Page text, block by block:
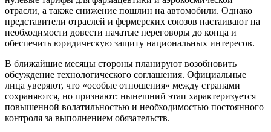
отрасли, а также снижение пошлин на автомобили. Однако
представители отраслей и фермерских союзов настаивают на
необходимости довести начатые переговоры до конца и
обеспечить юридическую защиту национальных интересов.
В ближайшие месяцы стороны планируют возобновить
обсуждение технологического соглашения. Официальные
лица уверяют, что «особые отношения» между странами
сохраняются, но признают: нынешний этап характеризуется
повышенной волатильностью и необходимостью постоянного
контроля за выполнением обязательств.